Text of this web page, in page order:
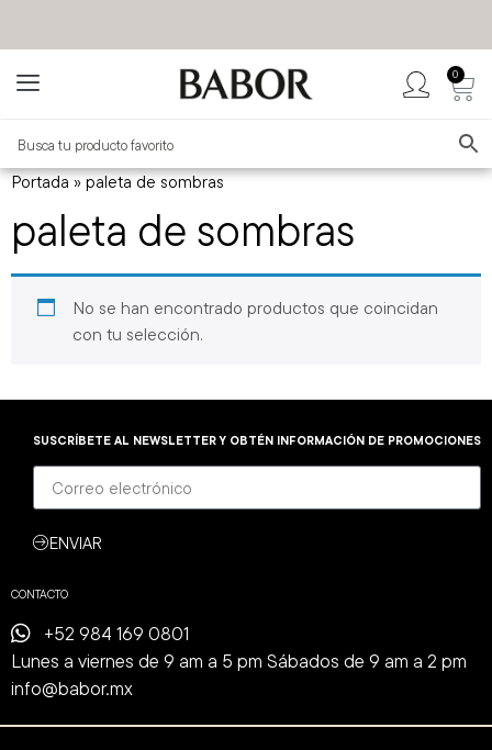
TIENDA OFICIAL
0
Portada»paleta de sombras
paleta de sombras
No se han encontrado productos que coincidan
con tu selección.
SUSCRÍBETE AL NEWSLETTER Y OBTÉN INFORMACIÓN DE PROMOCIONES
ENVIAR
CONTACTO
+52 984 169 0801
Lunes a viernes de 9 am a 5 pm Sábados de 9 am a 2 pm
info@babor.mx